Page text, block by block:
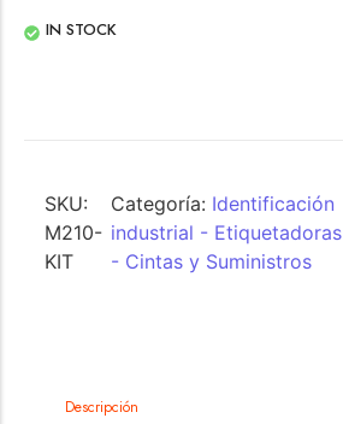
IN STOCK
SKU:
M210-
KIT
Categoría: Identificación
industrial - Etiquetadoras
- Cintas y Suministros
Descripción